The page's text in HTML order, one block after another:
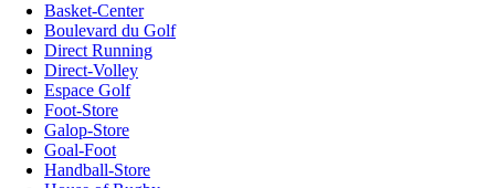
Basket-Center
Boulevard du Golf
Direct Running
Direct-Volley
Espace Golf
Foot-Store
Galop-Store
Goal-Foot
Handball-Store